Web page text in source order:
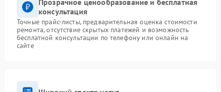
Прозрачное ценообразование и бесплатная
консультация
Точные прайс-листы, предварительная оценка стоимости
ремонта, отсутствие скрытых платежей и возможность
бесплатной консультации по телефону или онлайн на
сайте